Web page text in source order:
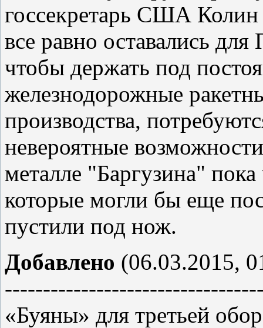
госсекретарь США
все равно оставались
чтобы держать под
железнодорожные
производства,
невероятные
металле "Баргузина"
которые могли бы еще
пустили под нож.
Добавлено (06.03.2015,
«Буяны» для третьей